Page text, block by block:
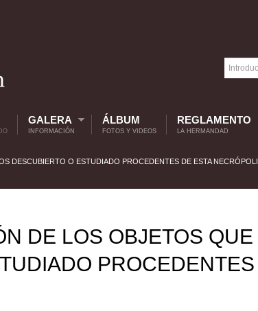
GALERA
INFORMACIÓN
ÁLBUM
FOTOS Y VIDEOS
REGLAMENTO
LA HERMANDAD
DESCUBIERTO O ESTUDIADO PROCEDENTES DE ESTA NECRÓPOLI.
DE LOS OBJETOS QUE
PROCEDENTES